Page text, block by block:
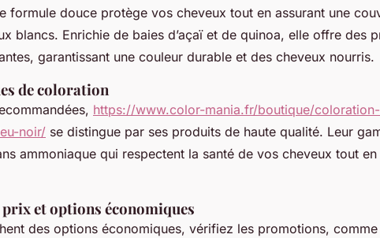
formule douce protège vos cheveux tout en assurant une
blancs. Enrichie de baies d’açaï et de quinoa, elle offre des
garantissant une couleur durable et des cheveux nourris.
de coloration
https://www.color-mania.fr/boutique/
noir/ se distingue par ses produits de haute qualité. Leur
ammoniaque qui respectent la santé de vos cheveux tout
et options économiques
des options économiques, vérifiez les promotions, comme